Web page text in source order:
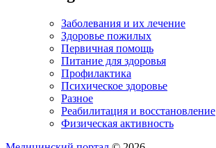
Заболевания и их лечение
Здоровье пожилых
Первичная помощь
Питание для здоровья
Профилактика
Психическое здоровье
Разное
Реабилитация и восстановление
Физическая активность